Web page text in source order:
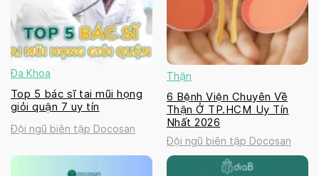
Đa Khoa
Top 5 bác sĩ tai mũi họng
giỏi quận 7 uy tín
Đội ngũ biên tập Docosan
Thận
6 Bệnh Viện Chuyên Về
Thận Ở TP.HCM Uy Tín
Nhất 2026
Đội ngũ biên tập Docosan